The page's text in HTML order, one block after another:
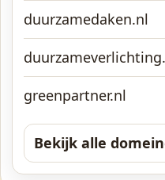
duurzamedaken.nl
greenpartner.nl
Bekijk alle